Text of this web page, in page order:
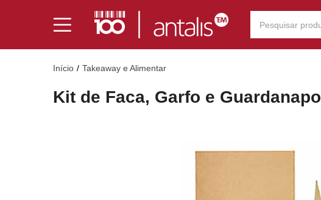
Início Takeaway e Alimentar
Kit de Faca, Garfo e Guardanapo